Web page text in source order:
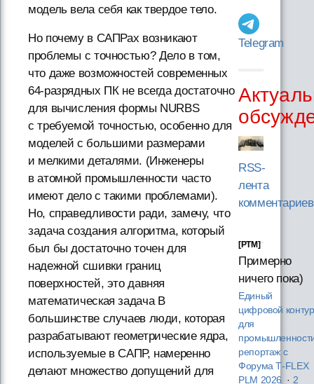
модель вела себя как твердое тело.
Но почему в САПРах возникают
проблемы с точностью? Дело в том,
что даже возможностей современных
64-разрядных ПК не всегда достаточно
для вычисления формы NURBS
с требуемой точностью, особенно для
моделей с большими размерами
и мелкими деталями. (Инженеры
в атомной промышленности часто
имеют дело с такими проблемами).
Но, справедливости ради, замечу, что
задача создания алгоритма, который
был бы достаточно точен для
надежной сшивки границ
поверхностей, это давняя
математическая задача В
большинстве случаев люди, которая
разрабатывают геометрические ядра,
используемые в САПР, намеренно
делают множество допущений для
Telegram
RSS-
лента
комментариев
[PTM]
Примерно
ничего пока)
Единый
цифровой контур
для
репортаж с
Форума T‑FLEX
PLM 2026 · 2